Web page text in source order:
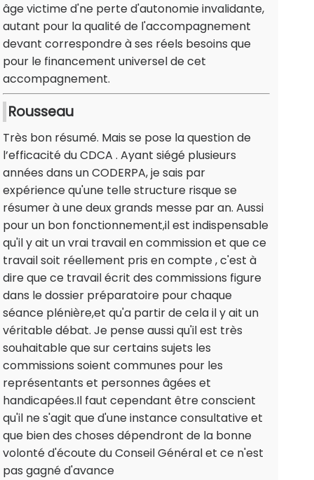
âge victime d'ne perte d'autonomie invalidante,
autant pour la qualité de l'accompagnement
devant correspondre à ses réels besoins que
pour le financement universel de cet
accompagnement.
Rousseau
Très bon résumé. Mais se pose la question de
l’efficacité du CDCA . Ayant siégé plusieurs
années dans un CODERPA, je sais par
expérience qu'une telle structure risque se
résumer à une deux grands messe par an. Aussi
pour un bon fonctionnement,il est indispensable
qu'il y ait un vrai travail en commission et que ce
travail soit réellement pris en compte , c'est à
dire que ce travail écrit des commissions figure
dans le dossier préparatoire pour chaque
séance plénière,et qu'a partir de cela il y ait un
véritable débat. Je pense aussi qu'il est très
souhaitable que sur certains sujets les
commissions soient communes pour les
représentants et personnes âgées et
handicapées.Il faut cependant être conscient
qu'il ne s'agit que d'une instance consultative et
que bien des choses dépendront de la bonne
volonté d'écoute du Conseil Général et ce n'est
pas gagné d'avance